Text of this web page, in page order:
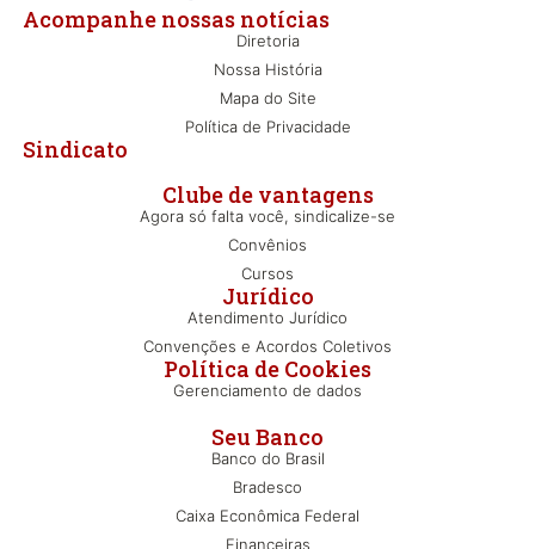
Seu Banco
Banco do Brasil
Bradesco
Caixa Econômica Federal
Financeiras
Clube de vantagens
Agora só falta você, sindicalize-se
Convênios
Cursos
Jurídico
Atendimento Jurídico
Convenções e Acordos Coletivos
Política de Cookies
Gerenciamento de dados
Sindicato
Diretoria
Nossa História
Mapa do Site
Política de Privacidade
Acompanhe nossas notícias